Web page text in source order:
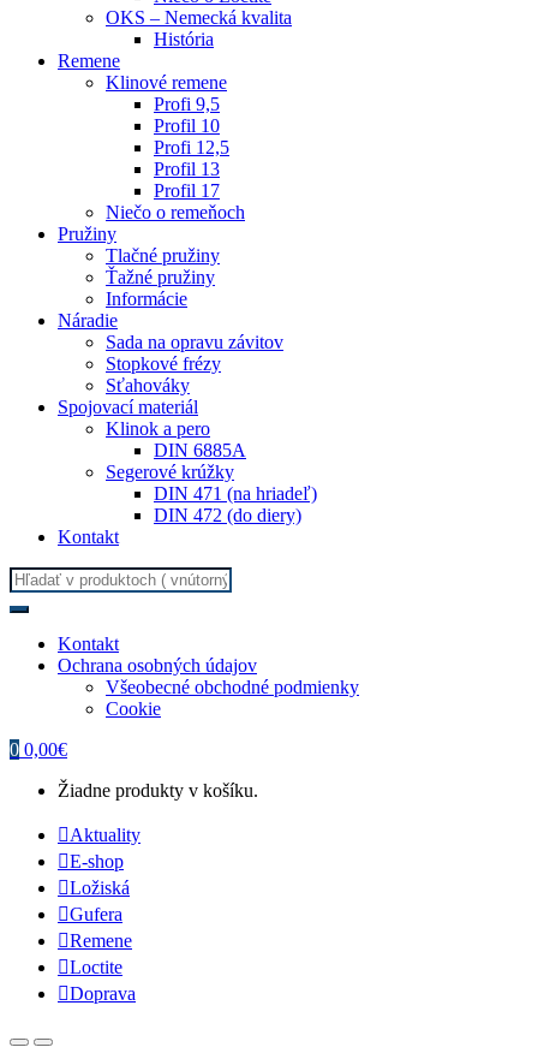
OKS – Nemecká kvalita
História
Remene
Klinové remene
Profi 9,5
Profil 10
Profi 12,5
Profil 13
Profil 17
Niečo o remeňoch
Pružiny
Tlačné pružiny
Ťažné pružiny
Informácie
Náradie
Sada na opravu závitov
Stopkové frézy
Sťahováky
Spojovací materiál
Klinok a pero
DIN 6885A
Segerové krúžky
DIN 471 (na hriadeľ)
DIN 472 (do diery)
Kontakt
Search for:
Kontakt
Ochrana osobných údajov
Všeobecné obchodné podmienky
Cookie
0 0,00€
Žiadne produkty v košíku.
Aktuality
E-shop
Ložiská
Gufera
Remene
Loctite
Doprava